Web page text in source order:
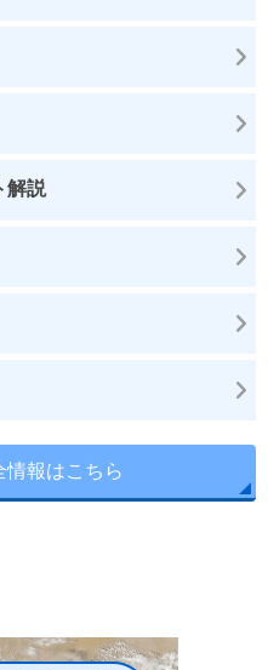
解説
情報はこちら